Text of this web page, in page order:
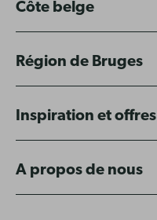
Côte belge
Région de Bruges
Inspiration et offres
A propos de nous